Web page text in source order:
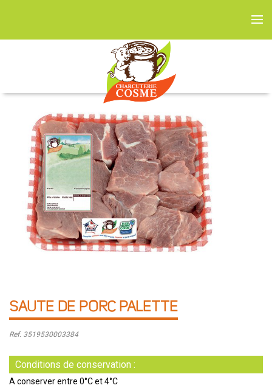
SAUTE DE PORC PALETTE
Ref. 3519530003384
Conditions de conservation :
A conserver entre 0°C et 4°C